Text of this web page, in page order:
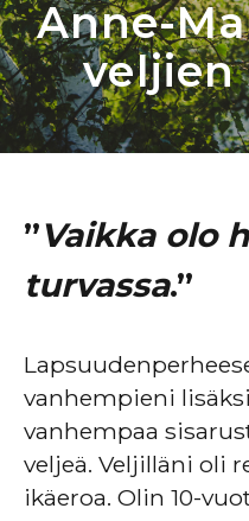
Anne-
veljien
”Vaikka olo
turvassa.”
vanhempieni
vanhempaa
veljeä. Veljilläni oli
ikäeroa. Olin 10-